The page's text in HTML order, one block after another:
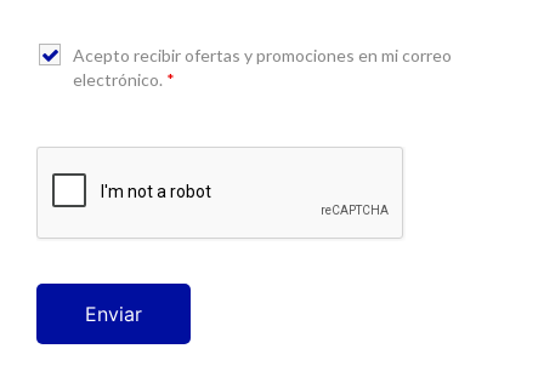
Acepto recibir ofertas y promociones en mi correo
electrónico. *